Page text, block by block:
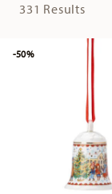
331 Results
-50%